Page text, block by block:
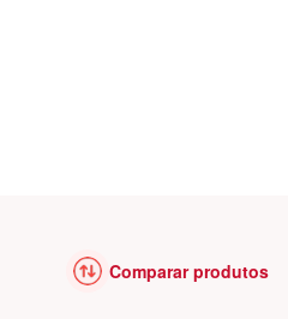
Comparar produtos